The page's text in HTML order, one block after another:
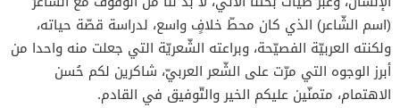
(اسم الشّاعر) الذي كان محطّ خلافٍ واسع، لدراسة قصّة حياته،
ولكنته العربيّة الفصيّحة، وبراعته الشّعريّة التي جعلت منه واحدا من
أبرز الوجوه التي مرّت على الشّعر العربيّ، شاكرين لكم حُسن
الاهتمام، متمنّين عليكم الخير والتّوفيق في القادم.